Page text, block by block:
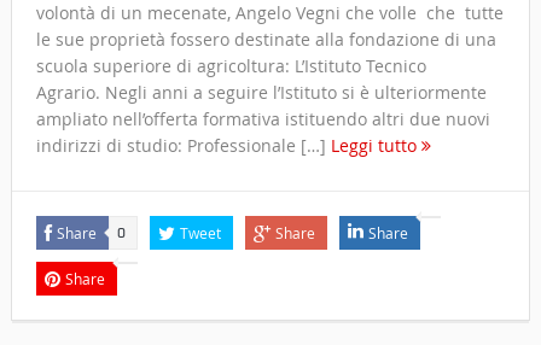
volontà di un mecenate, Angelo Vegni che volle che tutte
le sue proprietà fossero destinate alla fondazione di una
scuola superiore di agricoltura: L’Istituto Tecnico
Agrario. Negli anni a seguire l’Istituto si è ulteriormente
ampliato nell’offerta formativa istituendo altri due nuovi
indirizzi di studio: Professionale […] Leggi tutto
Share 0 Tweet Share Share
Share